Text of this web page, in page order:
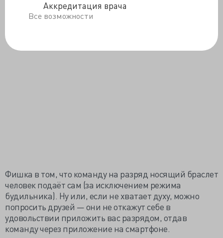
Аккредитация врача
Все возможности
Фишка в том, что команду на разряд носящий браслет
человек подаёт сам (за исключением режима
будильника). Ну или, если не хватает духу, можно
попросить друзей — они не откажут себе в
удовольствии приложить вас разрядом, отдав
команду через приложение на смартфоне.